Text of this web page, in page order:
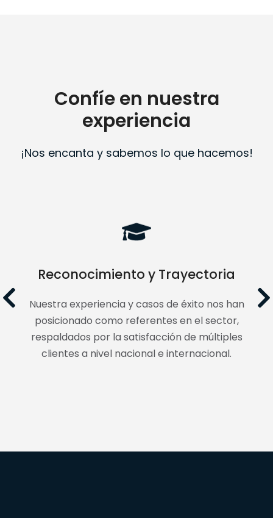
Confíe en nuestra
experiencia
¡Nos encanta y sabemos lo que hacemos!
Reconocimiento y Trayectoria
Nuestra experiencia y casos de éxito nos han
posicionado como referentes en el sector,
respaldados por la satisfacción de múltiples
clientes a nivel nacional e internacional.